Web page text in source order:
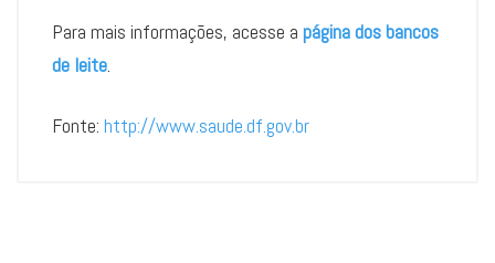
Para mais informações, acesse a página dos bancos
de leite.
Fonte: http://www.saude.df.gov.br